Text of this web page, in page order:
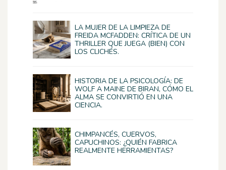
LA MUJER DE LA LIMPIEZA DE
FREIDA MCFADDEN: CRÍTICA DE UN
THRILLER QUE JUEGA (BIEN) CON
LOS CLICHÉS.
HISTORIA DE LA PSICOLOGÍA: DE
WOLF A MAINE DE BIRAN, CÓMO EL
ALMA SE CONVIRTIÓ EN UNA
CIENCIA.
CHIMPANCÉS, CUERVOS,
CAPUCHINOS: ¿QUIÉN FABRICA
REALMENTE HERRAMIENTAS?